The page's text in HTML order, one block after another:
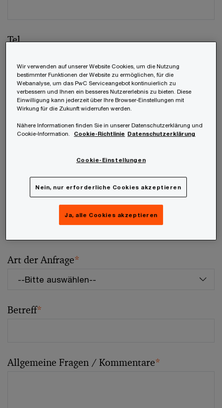
Tel.
Unternehmen
Welches unter den weltweiten Mitgliedsfirmen
soll Ihre Anfrage beantworten?
Art der Anfrage*
Betreff*
Allgemeine Fragen / Kommentare*
Wir verwenden auf unserer Website Cookies, um die Nutzung
bestimmter Funktionen der Website zu ermöglichen, für die
Webanalyse, um das PwC Serviceangebot kontinuierlich zu
verbessern und Ihnen ein besseres Nutzererlebnis zu bieten. Diese
Einwilligung kann jederzeit über Ihre Browser-Einstellungen mit
Wirkung für die Zukunft widerrufen werden.
Nähere Informationen finden Sie in unserer Datenschutzerklärung und
Cookie-Information.
Cookie-Richtlinie Datenschutzerklärung
Cookie-Einstellungen
Nein, nur erforderliche Cookies akzeptieren
Ja, alle Cookies akzeptieren